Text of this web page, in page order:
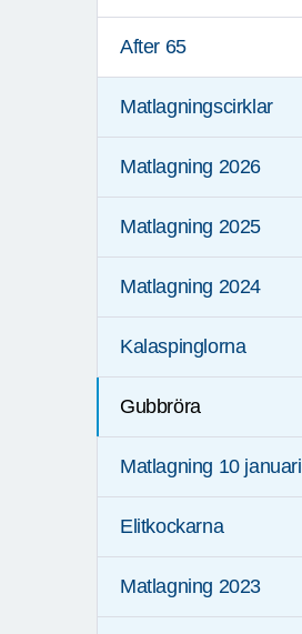
After 65
Matlagningscirklar
Matlagning 2026
Matlagning 2025
Matlagning 2024
Kalaspinglorna
Gubbröra
Matlagning 10 januari
Elitkockarna
Matlagning 2023